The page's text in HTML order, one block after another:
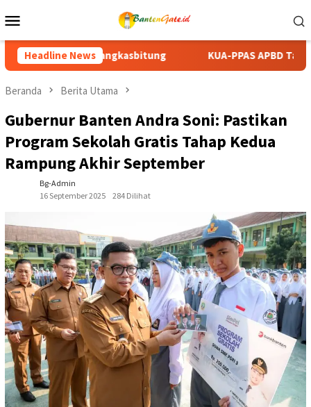
ke
Mobile
Headline News
KUA-PPAS APBD Tanah Datar 2027 Disepakati, DPRD dan
Beranda Berita Utama
Gubernur Banten Andra Soni: Pastikan
Program Sekolah Gratis Tahap Kedua
Rampung Akhir September
Bg-Admin
16 September 2025
284 Dilihat